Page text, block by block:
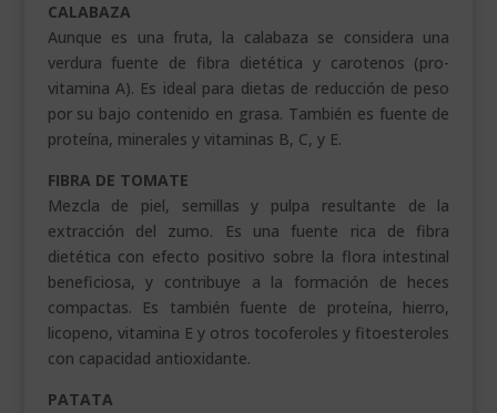
CALABAZA
Aunque es una fruta, la calabaza se considera una
verdura fuente de fibra dietética y carotenos (pro-
vitamina A). Es ideal para dietas de reducción de peso
por su bajo contenido en grasa. También es fuente de
proteína, minerales y vitaminas B, C, y E.
FIBRA DE TOMATE
Mezcla de piel, semillas y pulpa resultante de la
extracción del zumo. Es una fuente rica de fibra
dietética con efecto positivo sobre la flora intestinal
beneficiosa, y contribuye a la formación de heces
compactas. Es también fuente de proteína, hierro,
licopeno, vitamina E y otros tocoferoles y fitoesteroles
con capacidad antioxidante.
PATATA